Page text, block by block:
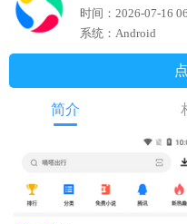
奥特曼王
时间：2026-07-16
系统：Android
简介